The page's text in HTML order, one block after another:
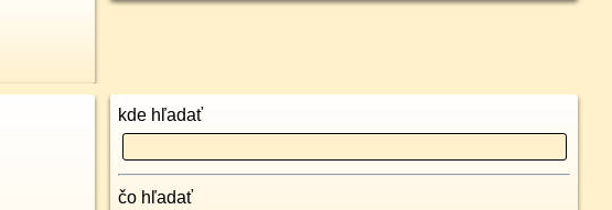
kde hľadať
čo hľadať